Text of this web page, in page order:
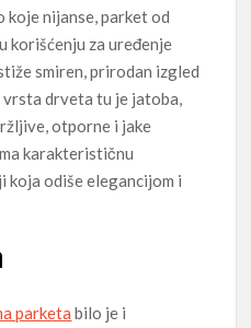
koje nijanse, parket od
korišćenju za uređenje
smiren, prirodan izgled
drveta tu je jatoba,
otporne i jake
karakterističnu
koja odiše elegancijom i
parketa bilo je i